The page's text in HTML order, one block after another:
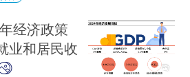
经济政策
业和居民收